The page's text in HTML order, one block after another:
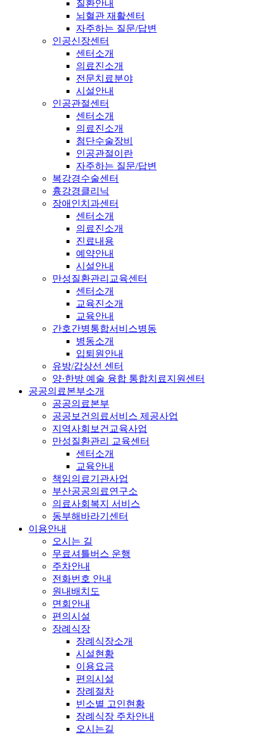
질환안내
뇌혈관 재활센터
자주하는 질문/답변
인공신장센터
센터소개
의료진소개
전문치료분야
시설안내
인공관절센터
센터소개
의료진소개
첨단수술장비
인공관절이란
자주하는 질문/답변
복강경수술센터
흉강경클리닉
장애인치과센터
센터소개
의료진소개
진료내용
예약안내
시설안내
만성질환관리교육센터
센터소개
교육진소개
교육안내
간호간병통합서비스병동
병동소개
입퇴원안내
유방/갑상선 센터
양·한방 예술 융합 통합치료지원센터
공공의료본부소개
공공의료본부
공공보건의료서비스 제공사업
지역사회보건교육사업
만성질환관리 교육센터
센터소개
교육안내
책임의료기관사업
부산공공의료연구소
의료사회복지 서비스
동부해바라기센터
이용안내
오시는 길
무료셔틀버스 운행
주차안내
전화번호 안내
원내배치도
면회안내
편의시설
장례식장
장례식장소개
시설현황
이용요금
편의시설
장례절차
빈소별 고인현황
장례식장 주차안내
오시는길